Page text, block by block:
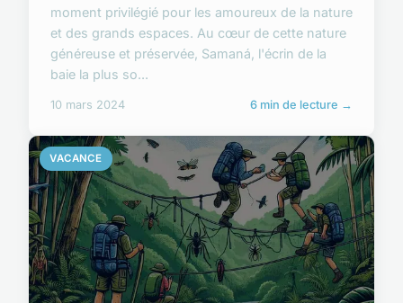
moment privilégié pour les amoureux de la nature
et des grands espaces. Au cœur de cette nature
généreuse et préservée, Samaná, l'écrin de la
baie la plus so...
10 mars 2024 6 min de lecture →
VACANCE